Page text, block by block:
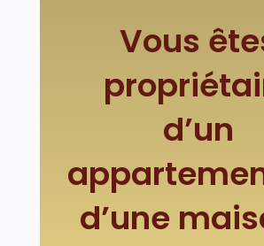
Vous
d’un
d’une